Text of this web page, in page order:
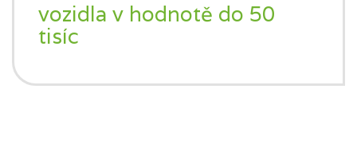
vozidla v hodnotě do 50
tisíc